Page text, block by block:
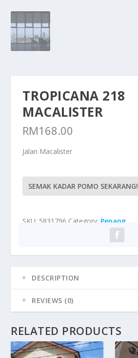
TROPICANA 218
MACALISTER
RM168.00
Jalan Macalister
SEMAK KADAR POMO SEKARANG!
SKU: 5831796 Category: Penang
DESCRIPTION
REVIEWS (0)
RELATED PRODUCTS